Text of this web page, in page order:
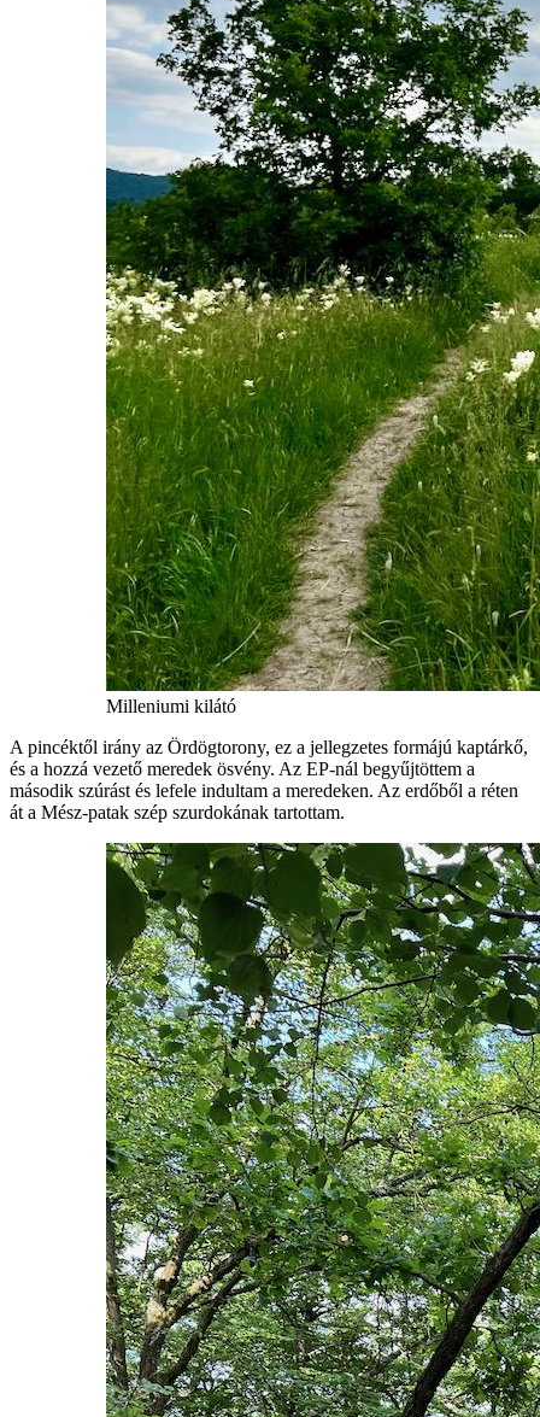
Milleniumi kilátó
A pincéktől irány az Ördögtorony, ez a jellegzetes formájú kaptárkő,
és a hozzá vezető meredek ösvény. Az EP-nál begyűjtöttem a
második szúrást és lefele indultam a meredeken. Az erdőből a réten
át a Mész-patak szép szurdokának tartottam.